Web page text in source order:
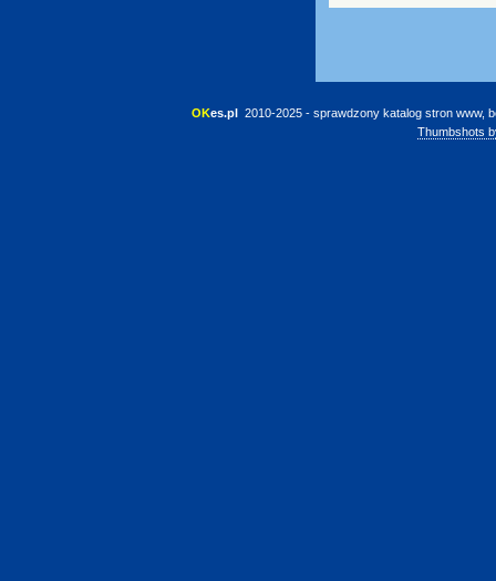
OKes.pl 2010-2025 - sprawdzony katalog stron www,
Thumbshots